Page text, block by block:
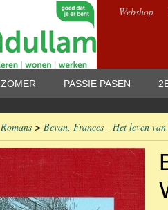
Webshop
ZOMER PASSIE PASEN
Romans > Bevan, Frances - Het leven